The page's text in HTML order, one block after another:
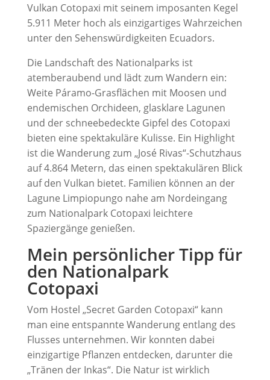
Vulkan Cotopaxi mit seinem imposanten Kegel
5.911 Meter hoch als einzigartiges Wahrzeichen
unter den Sehenswürdigkeiten Ecuadors.
Die Landschaft des Nationalparks ist
atemberaubend und lädt zum Wandern ein:
Weite Páramo-Grasflächen mit Moosen und
endemischen Orchideen, glasklare Lagunen
und der schneebedeckte Gipfel des Cotopaxi
bieten eine spektakuläre Kulisse. Ein Highlight
ist die Wanderung zum „José Rivas“-Schutzhaus
auf 4.864 Metern, das einen spektakulären Blick
auf den Vulkan bietet. Familien können an der
Lagune Limpiopungo nahe am Nordeingang
zum Nationalpark Cotopaxi leichtere
Spaziergänge genießen.
Mein persönlicher Tipp für
den Nationalpark
Cotopaxi
Vom Hostel „Secret Garden Cotopaxi“ kann
man eine entspannte Wanderung entlang des
Flusses unternehmen. Wir konnten dabei
einzigartige Pflanzen entdecken, darunter die
„Tränen der Inkas“. Die Natur ist wirklich